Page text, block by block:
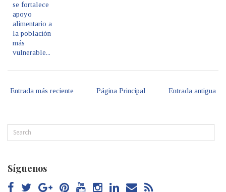
se fortalece
apoyo
alimentario a
la población
más
vulnerable...
Entrada más reciente Entrada antigua
Página Principal
Síguenos